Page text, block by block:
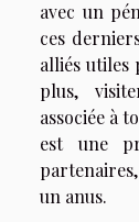
avec un
ces
alliés
plus,
associée à
est une
un anus.